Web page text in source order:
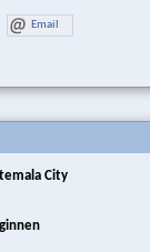
Email
City